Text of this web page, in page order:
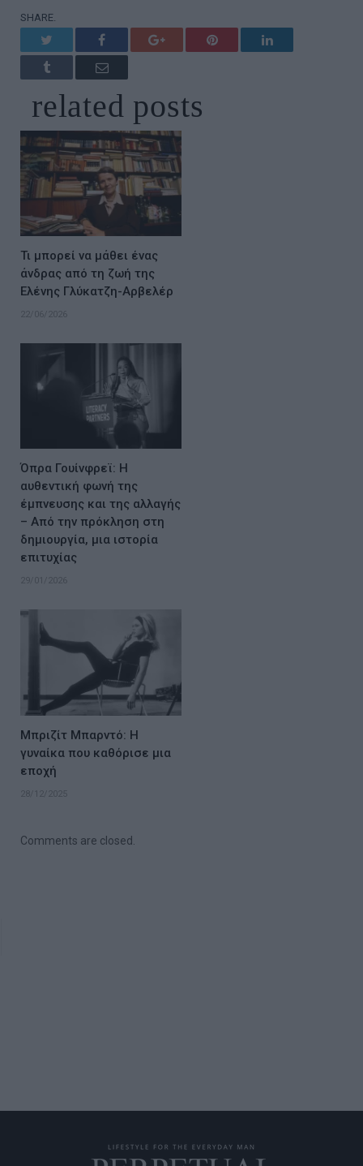
SHARE.
Facebook Google+ Pinterest LinkedIn
Tumblr Email
related posts
Τι μπορεί να μάθει ένας
άνδρας από τη ζωή της
Ελένης Γλύκατζη-Αρβελέρ
22/06/2026
Όπρα Γουίνφρεϊ: Η
αυθεντική φωνή της
έμπνευσης και της αλλαγής
– Από την πρόκληση στη
δημιουργία, μια ιστορία
επιτυχίας
29/01/2026
Μπριζίτ Μπαρντό: Η
γυναίκα που καθόρισε μια
εποχή
28/12/2025
Comments are closed.